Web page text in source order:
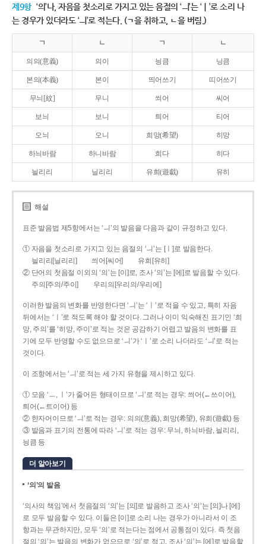
제9항 ‘의’나, 자음을 첫소리로 가지고 있는 음절의 ‘ㅢ’는 ‘ㅣ’로 소리 나
는 경우가 있더라도 ‘ㅢ’로 적는다. (ㄱ을 취하고, ㄴ을 버림.)
ㄱ ㄴ ㄱ ㄴ
의의(意義) 의이 닁큼 닝큼
본의(本義) 본이 띄어쓰기 띠어쓰기
무늬[紋] 무니 씌어 씨어
보늬 보니 틔어 티어
오늬 오니 희망(希望) 히망
하늬바람 하니바람 희다 히다
늴리리 닐리리 유희(遊戱) 유히
해설
표준 발음법 제5항에서는 ‘ㅢ’의 발음을 다음과 같이 규정하고 있다.
① 자음을 첫소리로 가지고 있는 음절의 ‘ㅢ’는 [ㅣ]로 발음한다.
늴리리[닐리리]
씌어[씨어]
유희[유히]
② 단어의 첫음절 이외의 ‘의’는 [이]로, 조사 ‘의’는 [에]로 발음할 수 있다.
주의[주의/주이]
우리의[우리의/우리에]
이러한 발음의 변화를 반영한다면 ‘ㅢ’는 ‘ㅣ’로 적을 수 있고, 특히 자음
뒤에서는 ‘ㅣ’로 적도록 해야 할 것이다. 그러나 이미 익숙해진 표기인 ‘희
망, 주의’를 ‘히망, 주이’로 적는 것은 공감하기 어렵고 발음의 변화를 표
기에 모두 반영할 수도 없으므로 ‘ㅢ’가 ‘ㅣ’로 소리 나더라도 ‘ㅢ’로 적는
것이다.
이 조항에서는 ‘ㅢ’로 적는 세 가지 유형을 제시하고 있다.
① 모음 ‘ㅡ, ㅣ’가 줄어든 형태이므로 ‘ㅢ’로 적는 경우: 씌어(←쓰이어),
틔어(←트이어) 등
② 한자어이므로 ‘ㅢ’로 적는 경우: 의의(意義), 희망(希望), 유희(遊戱) 등
③ 발음과 표기의 전통에 따라 ‘ㅢ’로 적는 경우: 무늬, 하늬바람, 늴리리,
닁큼 등
더 알아보기
‘의’의 발음
‘의사의 책임’에서 첫음절의 ‘의’는 [의]로 발음하고 조사 ‘의’는 [의]나 [에]
로 모두 발음할 수 있다. 이들은 [이]로 소리 나는 경우가 아니라서 이 조
항과는 무관하지만, 모두 ‘의’로 적는다는 점에서 공통점이 있다. 즉 첫음
절의 ‘의’는 발음의 변화가 없으므로 ‘의’로 적고, 조사 ‘의’는 [에]로 발음할